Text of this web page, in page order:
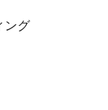
ング